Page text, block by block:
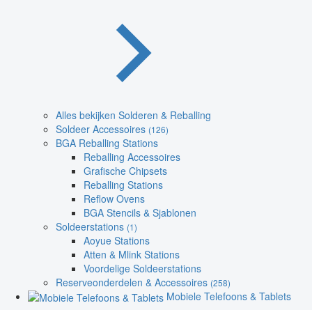
Alles bekijken Solderen & Reballing
Soldeer Accessoires (126)
BGA Reballing Stations
Reballing Accessoires
Grafische Chipsets
Reballing Stations
Reflow Ovens
BGA Stencils & Sjablonen
Soldeerstations (1)
Aoyue Stations
Atten & Mlink Stations
Voordelige Soldeerstations
Reserveonderdelen & Accessoires (258)
Mobiele Telefoons & Tablets